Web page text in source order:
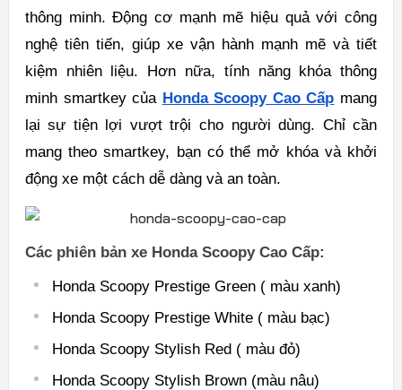
thông minh. Động cơ mạnh mẽ hiệu quả với công
nghệ tiên tiến, giúp xe vận hành mạnh mẽ và tiết
kiệm nhiên liệu. Hơn nữa, tính năng khóa thông
minh smartkey của Honda Scoopy Cao Cấp mang
lại sự tiện lợi vượt trội cho người dùng. Chỉ cần
mang theo smartkey, bạn có thể mở khóa và khởi
động xe một cách dễ dàng và an toàn.
Các phiên bản xe Honda Scoopy Cao Cấp:
Honda Scoopy Prestige Green ( màu xanh)
Honda Scoopy Prestige White ( màu bạc)
Honda Scoopy Stylish Red ( màu đỏ)
Honda Scoopy Stylish Brown (màu nâu)